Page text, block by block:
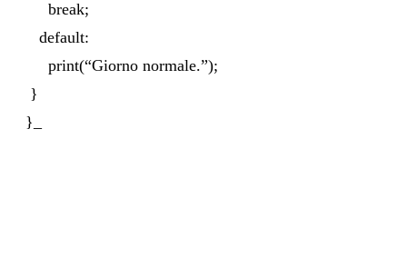
break;
default:
print(“Giorno normale.”);
}
}_‍